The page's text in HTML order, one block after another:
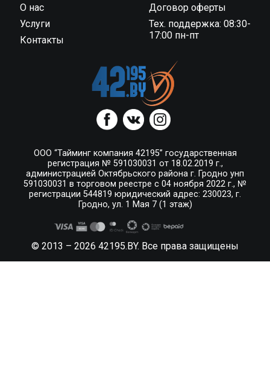
О нас
Услуги
Контакты
Договор оферты
Тех. поддержка: 08:30-
17:00 пн-пт
ООО “Тайминг компания 42195” государственная
регистрация № 591030031 от 18.02.2019 г.,
администрацией Октябрьского района г. Гродно унп
591030031 в торговом реестре с 04 ноября 2022 г., №
регистрации 544819 юридический адрес: 230023, г.
Гродно, ул. 1 Мая 7 (1 этаж)
© 2013 – 2026 42195.BY. Все права защищены